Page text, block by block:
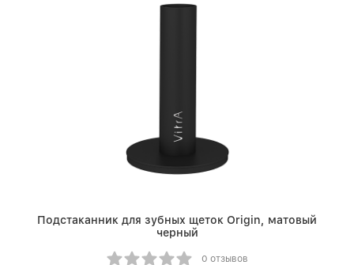
Подстаканник для зубных щеток Origin, матовый
черный
0 отзывов